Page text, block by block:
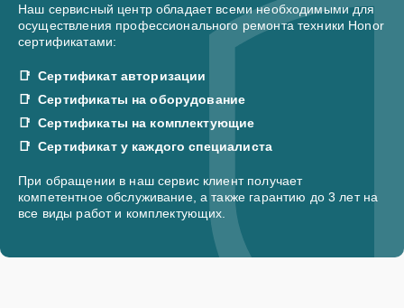
Наш сервисный центр обладает всеми необходимыми для
осуществления профессионального ремонта техники Honor
сертификатами:
Сертификат авторизации
Сертификаты на оборудование
Сертификаты на комплектующие
Сертификат у каждого специалиста
При обращении в наш сервис клиент получает
компетентное обслуживание, а также гарантию до 3 лет на
все виды работ и комплектующих.